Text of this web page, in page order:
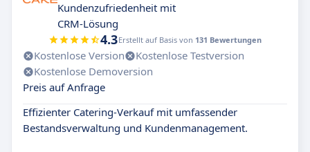
Kundenzufriedenheit mit
CRM-Lösung
4.3Erstellt auf Basis von 131 Bewertungen
Kostenlose Version
Kostenlose Testversion
Kostenlose Demoversion
Preis auf Anfrage
Effizienter Catering-Verkauf mit umfassender
Bestandsverwaltung und Kundenmanagement.